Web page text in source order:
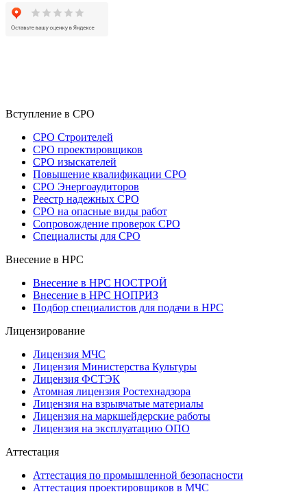
Вступление в СРО
СРО Строителей
СРО проектировщиков
СРО изыскателей
Повышение квалификации СРО
СРО Энергоаудиторов
Реестр надежных СРО
СРО на опасные виды работ
Сопровождение проверок СРО
Специалисты для СРО
Внесение в НРС
Внесение в НРС НОСТРОЙ
Внесение в НРС НОПРИЗ
Подбор специалистов для подачи в НРС
Лицензирование
Лицензия МЧС
Лицензия Министерства Культуры
Лицензия ФСТЭК
Атомная лицензия Ростехнадзора
Лицензия на взрывчатые материалы
Лицензия на маркшейдерские работы
Лицензия на эксплуатацию ОПО
Аттестация
Аттестация по промышленной безопасности
Аттестация проектировщиков в МЧС